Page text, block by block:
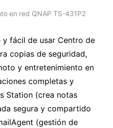
en red QNAP TS-431P2
y fácil de usar Centro de
copias de seguridad,
y entretenimiento en
completas y
Station (crea notas
segura y compartido
(gestión de